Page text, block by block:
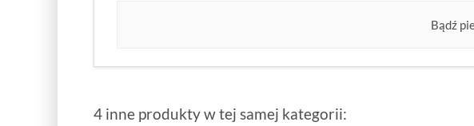
Bądź
4 inne produkty w tej samej kategorii: